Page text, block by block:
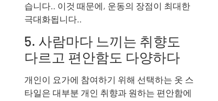
습니다.. 이것 때문에, 운동의 장점이 최대한
극대화됩니다..
5. 사람마다 느끼는 취향도
다르고 편안함도 다양하다
개인이 요가에 참여하기 위해 선택하는 옷 스
타일은 대부분 개인 취향과 원하는 편안함에